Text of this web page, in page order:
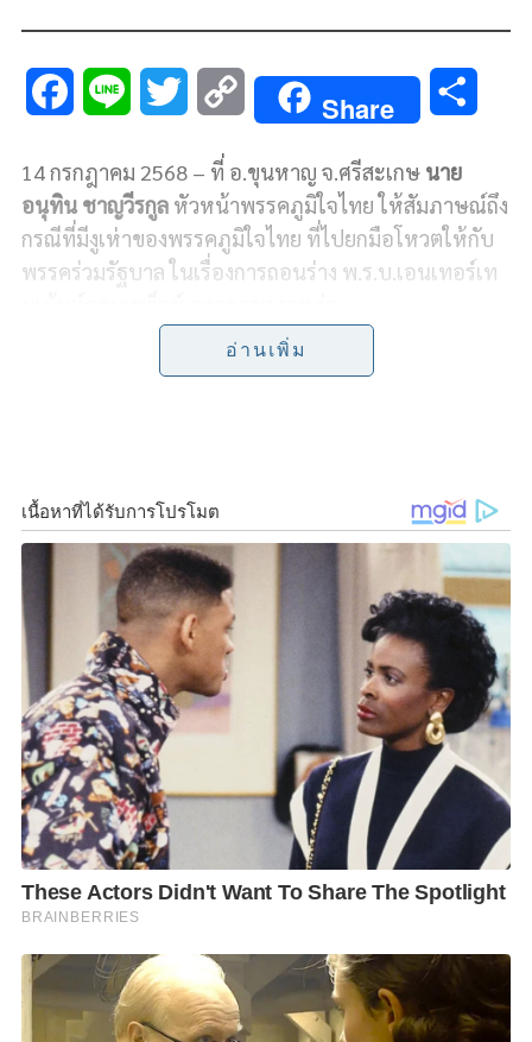
c
e
b
n
e
i
t
t
e
r
p
y
L
i
n
Share
a
r
e
14 กรกฎาคม 2568 – ที่ อ.ขุนหาญ จ.ศรีสะเกษ นาย
อนุทิน ชาญวีรกูลหัวหน้าพรรคภูมิใจไทย ให้สัมภาษณ์ถึง
กรณีที่มีงูเห่าของพรรคภูมิใจไทย ที่ไปยกมือโหวตให้กับ
พรรคร่วมรัฐบาล ในเรื่องการถอนร่าง พ.ร.บ.เอนเทอร์เท
คำว่า “ไล่หนู ตีงูเห่า” เกิดขึ้นที่ศรีสะเกษ และถูกพับไป
ยังไล่อยู่ แต่มีคำว่า “ซื้องูเห่าแทน”
นายอนุทิน กล่าวต่อว่า ตนเองเชื่อว่าระบบการเมืองใดๆ
ไม่สามารถดำรงอยู่ได้ด้วยการซื้องูเห่า หรือเสียงจาก
สส.พรรคอื่นที่เป็นต้นกำเนิดอยู่ในพรรคนั้น เพื่อไปประ
คับประคองรัฐบาล
ผู้สื่อข่าวถามต่อว่า ค่ายพรรคการเมืองสีอะไรที่มาซื้องูเห่า
นายอนุทิน ยิ้ม และหัวเราะ ก่อนผู้สื่อข่าวถามซ้ำว่าสีไหน
นายอนุทิน ระบุว่า คนอยู่ในวงการก็รู้หมด นักข่าวก็รู้ ก่อน
จะชี้ไปที่แถบเสื้อกั๊กของตนเอง ซึ่งเป็นสีแดง
เมื่อถามว่า การลงโทษงูเห่า 3 คนที่โหวตให้กับรัฐบาลจะ
ทำอย่างไรต่อไป นายไชยชนก​ ชิดชอบ​ เลขาธิการ​พรรค​
ไทย​ ในวัน 15 กรกฎาคมนี้​
L
T
C
S
อ่านเพิ่ม